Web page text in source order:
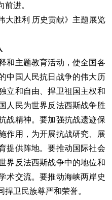
进。
胜利 历史贡献》主题展览
主题教育活动，使全国各
中国人民抗日战争的伟大历
立和自由、捍卫祖国主权和
人民为世界反法西斯战争胜
战精神。要加强抗战遗迹保
作用，为开展抗战研究、展
提供阵地。要推动国际社会
界反法西斯战争中的地位和
术交流。要推动海峡两岸史
卫民族尊严和荣誉。